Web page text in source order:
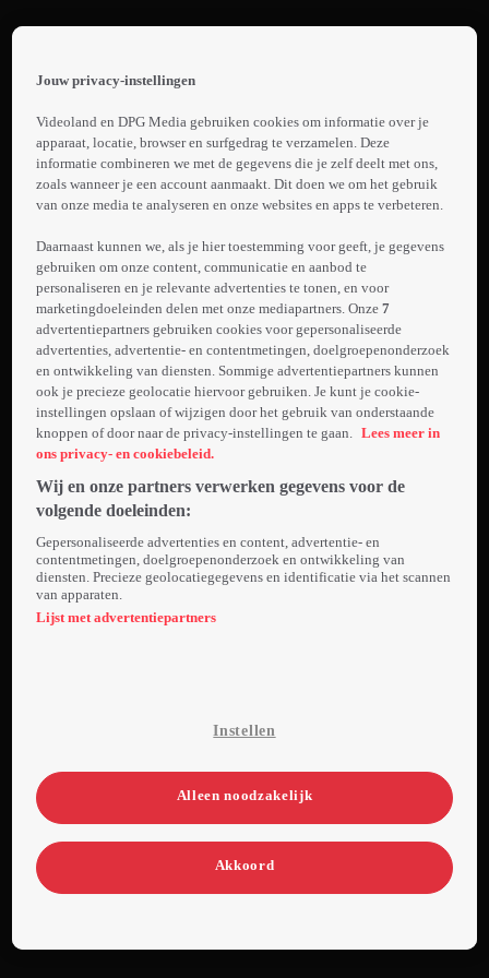
page
Promo:
Patty
Laden...
Het
levensverhaal
van Patty
Brard, de
vrouw die de
Nederlandse
showbizz op
uitbundige
wijze al
jarenlang op
stelten zet.
keer op keer
hoog steeg
en steeds
houden in 'a
man's world'.
Meer
Jouw privacy-instellingen
Videoland en DPG Media gebruiken cookies om informatie over je
apparaat, locatie, browser en surfgedrag te verzamelen. Deze
informatie combineren we met de gegevens die je zelf deelt met ons,
zoals wanneer je een account aanmaakt. Dit doen we om het gebruik
van onze media te analyseren en onze websites en apps te verbeteren.
Daarnaast kunnen we, als je hier toestemming voor geeft, je gegevens
gebruiken om onze content, communicatie en aanbod te
personaliseren en je relevante advertenties te tonen, en voor
marketingdoeleinden delen met onze mediapartners. Onze7
advertentiepartners gebruiken cookies voor gepersonaliseerde
advertenties, advertentie- en contentmetingen, doelgroepenonderzoek
en ontwikkeling van diensten. Sommige advertentiepartners kunnen
ook je precieze geolocatie hiervoor gebruiken. Je kunt je cookie-
instellingen opslaan of wijzigen door het gebruik van onderstaande
knoppen of door naar de privacy-instellingen te gaan. Lees meer in
ons privacy- en cookiebeleid.
Wij en onze partners verwerken gegevens voor de
volgende doeleinden:
Gepersonaliseerde advertenties en content, advertentie- en
contentmetingen, doelgroepenonderzoek en ontwikkeling van
diensten. Precieze geolocatiegegevens en identificatie via het scannen
van apparaten.
Lijst met advertentiepartners
Instellen
Alleen noodzakelijk
Akkoord